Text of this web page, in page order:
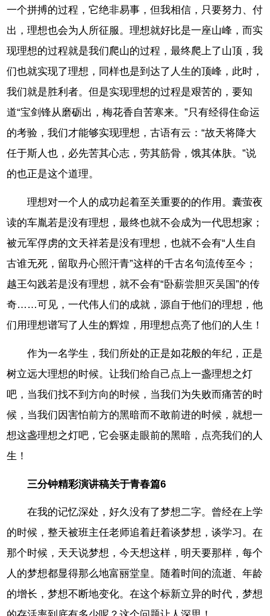
一个拼搏的过程，它绝非易事，但我相信，只要努力、付
出，理想也会为人所征服。理想就好比是一座山峰，而实
现理想的过程就是我们爬山的过程，最终爬上了山顶，我
们也就实现了理想，同样也是到达了人生的顶峰，此时，
我们就是胜利者。但是实现理想的过程是艰苦的，要知
道“宝剑锋从磨砺出，梅花香自苦寒来。”只有经得住命运
的考验，我们才能够实现理想，古语有云：“故天将降大
任于斯人也，必先苦其心志，劳其筋骨，饿其体肤。”说
的也正是这个道理。
理想对一个人的成功起着至关重要的的作用。囊萤夜
读的车胤若是没有理想，最终也就不会成为一代思想家；
被元军俘虏的文天祥若是没有理想，也就不会有“人生自
古谁无死，留取丹心照汗青”这样的千古名句流传至今；
越王勾践若是没有理想，就不会有“卧薪尝胆灭吴国”的传
奇……可见，一代伟人们的成就，源自于他们的理想，他
们用理想谱写了人生的辉煌，用理想点亮了他们的人生！
作为一名学生，我们所处的正是如花般的年纪，正是
树立远大理想的时候。让我们给自己点上一盏理想之灯
吧，当我们找不到方向的时候，当我们为失败而痛苦的时
候，当我们因害怕前方的黑暗而不敢前进的时候，就想一
想这盏理想之灯吧，它会驱走眼前的黑暗，点亮我们的人
生！
三分钟精彩演讲稿关于青春篇6
在我的记忆深处，好久没有了梦想二字。曾经在上学
的时候，整天被班主任老师追着赶着谈梦想，谈学习。在
那个时候，天天说梦想，今天想这样，明天要那样，每个
人的梦想都显得那么地富丽堂皇。随着时间的流逝、年龄
的增长，梦想不断地变化。在这个标新立异的时代，梦想